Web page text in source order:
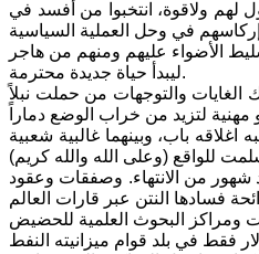
لهم ولاقوة، انتخبوا من أفسد في
الأضواء عليهم ومنهم من هاجر
ليبدأ حياة جديدة محترمة.
الغايات والتوجهات من حملت نبلاً
باب، وبينهما غالبية شعبية
شهور من الانتهاء. وصفقات وعقود